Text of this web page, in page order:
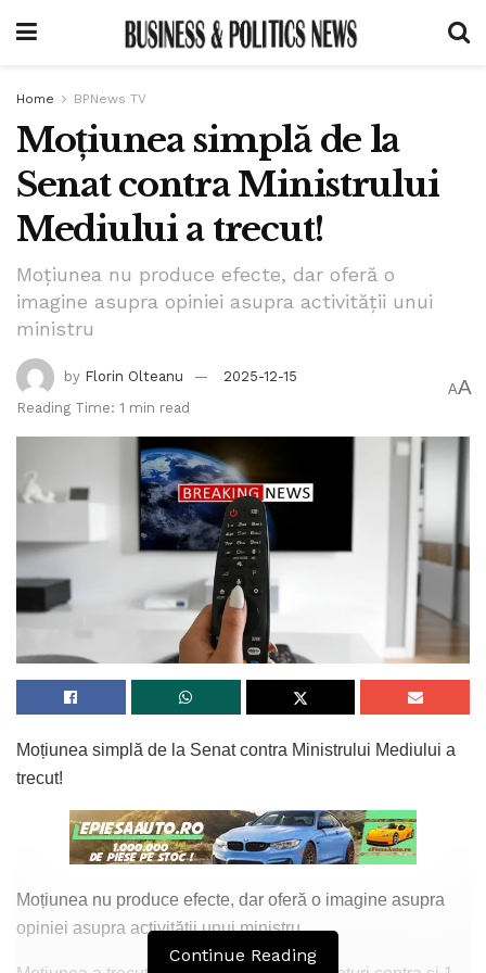
Home BPNews TV
Moțiunea simplă de la
Senat contra Ministrului
Mediului a trecut!
Moțiunea nu produce efecte, dar oferă o
imagine asupra opiniei asupra activității unui
ministru
by Florin Olteanu
2025-12-15
Reading Time: 1 min read
AA
Moțiunea simplă de la Senat contra Ministrului Mediului a
trecut!
Moțiunea nu produce efecte, dar oferă o imagine asupra
opiniei asupra activității unui ministru
Continue Reading